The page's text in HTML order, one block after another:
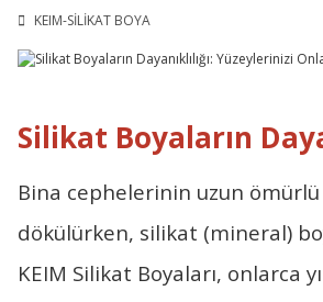
KEIM-SİLİKAT BOYA
Silikat Boyaların
Bina cephelerinin uzun ömürlü
dökülürken, silikat (mineral)
KEIM Silikat Boyaları, onlarca